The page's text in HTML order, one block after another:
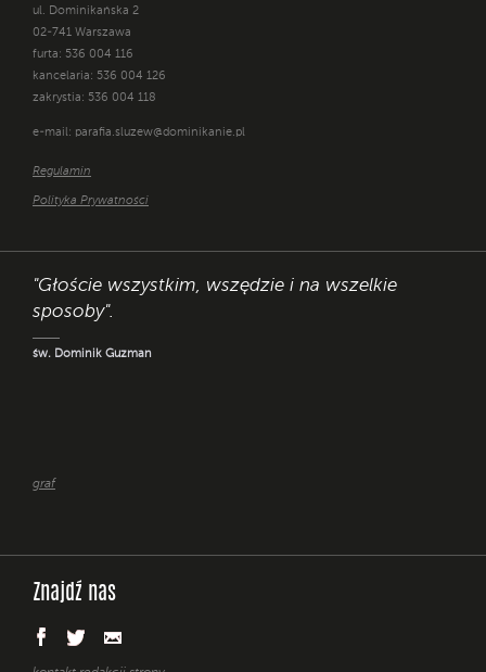
ul. Dominikańska 2
02-741 Warszawa
furta: 536 004 116
kancelaria: 536 004 126
zakrystia: 536 004 118
e-mail: parafia.sluzew@dominikanie.pl
Regulamin
Polityka Prywatności
"Głoście wszystkim, wszędzie i na wszelkie
sposoby".
św. Dominik Guzman
graf
Znajdź nas